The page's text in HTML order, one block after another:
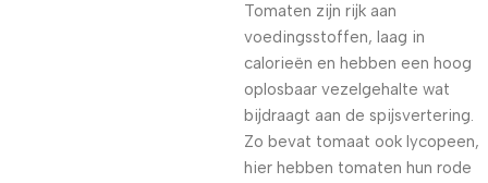
Tomaten zijn rijk aan
voedingsstoffen, laag in
calorieën en hebben een hoog
oplosbaar vezelgehalte wat
bijdraagt aan de spijsvertering.
Zo bevat tomaat ook lycopeen,
hier hebben tomaten hun rode